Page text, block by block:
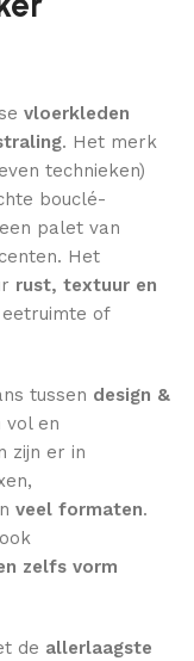
vloerkleden
. Het merk
technieken)
bouclé-
palet van
Het
rust, textuur en
of
tussen design &
vol en
zijn er in
veel formaten.
zelfs vorm
de allerlaagste